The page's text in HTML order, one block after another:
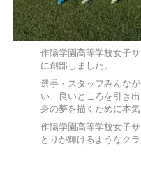
作陽学園高等学校女子
に創部しました。
選手・スタッフみんな
い、良いところを引き
身の夢を描くために本
作陽学園高等学校女子
とりが輝けるようなク